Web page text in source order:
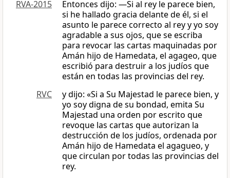
RVA-2015
Entonces dijo: —Si al rey le parece bien,
si he hallado gracia delante de él, si el
asunto le parece correcto al rey y yo soy
agradable a sus ojos, que se escriba
para revocar las cartas maquinadas por
Amán hijo de Hamedata, el agageo, que
escribió para destruir a los judíos que
están en todas las provincias del rey.
RVC
y dijo: «Si a Su Majestad le parece bien, y
yo soy digna de su bondad, emita Su
Majestad una orden por escrito que
revoque las cartas que autorizan la
destrucción de los judíos, ordenada por
Amán hijo de Hamedata el agagueo, y
que circulan por todas las provincias del
rey.